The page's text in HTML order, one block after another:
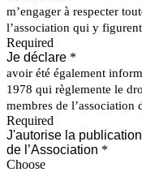
m’engager à respecter
l’association qui y
Required
Je déclare *
avoir été également
1978 qui règlemente le
membres de l’association
Required
J'autorise la
de l’Association *
Choose